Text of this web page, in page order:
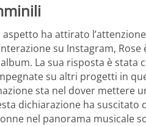
ha attirato
su Instagram,
La sua risposta è stata
su altri progetti in
sta nel dover mettere
dichiarazione ha
nel panorama musicale